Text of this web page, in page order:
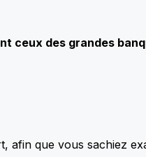
ceux des grandes
afin que vous sachiez